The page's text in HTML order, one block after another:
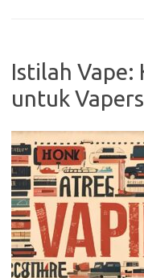
Istilah Vape:
untuk Vapers